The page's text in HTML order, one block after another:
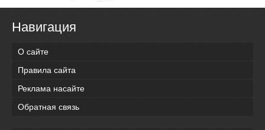
Навигация
О сайте
Правила сайта
Реклама насайте
Обратная связь